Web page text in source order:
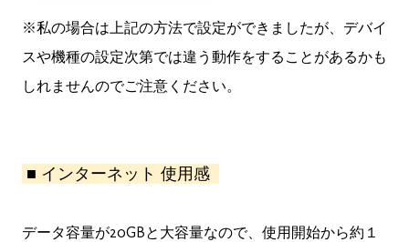
※私の場合は上記の方法で設定ができましたが、デバイ
スや機種の設定次第では違う動作をすることがあるかも
しれませんのでご注意ください。
■ インターネット 使用感
データ容量が20GBと大容量なので、使用開始から約１